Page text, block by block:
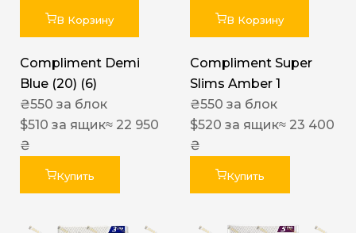
В Корзину
Compliment Demi
Blue (20) (6)
₴550 за блок
$510 за ящик≈ 22 950
₴
Купить
В Корзину
Compliment Super
Slims Amber 1
₴550 за блок
$520 за ящик≈ 23 400
₴
Купить